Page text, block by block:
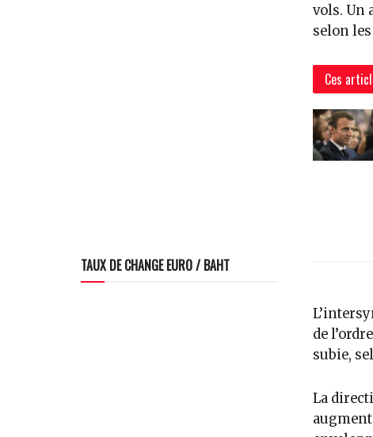
vols. Un
selon
Ces
de
subie,
La
TAUX DE CHANGE EURO / BAHT